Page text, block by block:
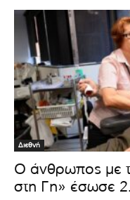
Διεθνή
Ο άνθρωπος με
στη Γη» έσωσε